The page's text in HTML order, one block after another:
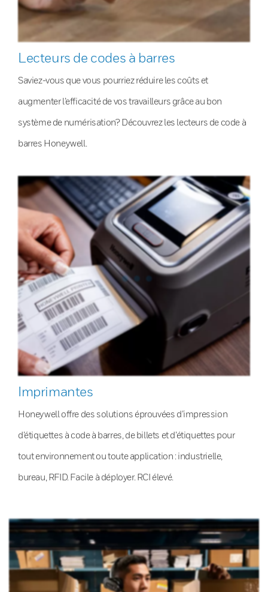
Lecteurs de codes à barres
Saviez-vous que vous pourriez réduire les coûts et
augmenter l’efficacité de vos travailleurs grâce au bon
système de numérisation? Découvrez les lecteurs de code à
barres Honeywell.
Imprimantes
Honeywell offre des solutions éprouvées d’impression
d’étiquettes à code à barres, de billets et d’étiquettes pour
tout environnement ou toute application : industrielle,
bureau, RFID. Facile à déployer. RCI élevé.